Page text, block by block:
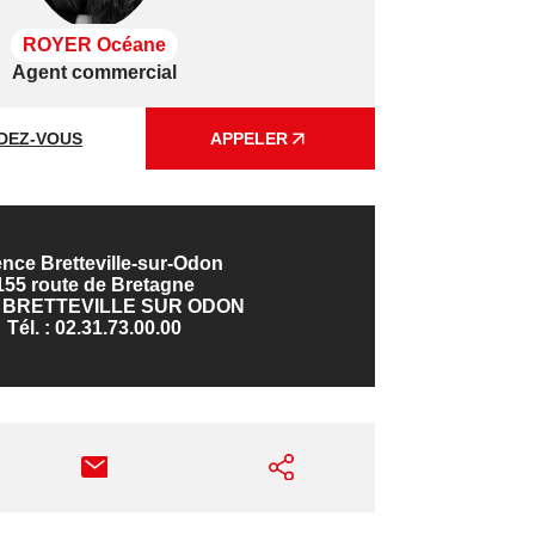
ROYER Océane
Agent commercial
APPELER
VOUS
Bretteville-sur-Odon
route de Bretagne
SUR ODON
Tél. : 02.31.73.00.00